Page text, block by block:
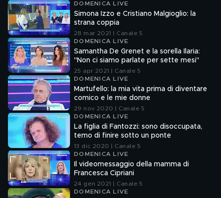
DOMENICA LIVE
Simona Izzo e Cristiano Malgioglio: la
strana coppia
28 mar 2021 | Canale 5
DOMENICA LIVE
Samantha De Grenet e la sorella Ilaria:
"Non ci siamo parlate per sette mesi"
25 apr 2021 | Canale 5
DOMENICA LIVE
Martufello: la mia vita prima di diventare
comico e le mie donne
29 nov 2020 | Canale 5
DOMENICA LIVE
La figlia di Fantozzi: sono disoccupata,
temo di finire sotto un ponte
13 dic 2020 | Canale 5
DOMENICA LIVE
Il videomessaggio della mamma di
Francesca Cipriani
24 gen 2021 | Canale 5
DOMENICA LIVE